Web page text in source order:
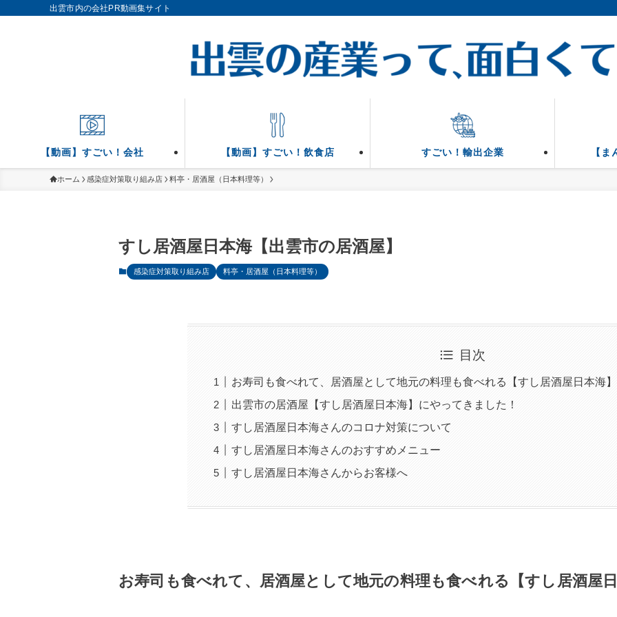
出雲市内の会社PR動画集サイト
【動画】すごい！会社 【動画】すごい！飲食店 すごい！輸出企業 【
ホーム 感染症対策取り組み店 料亭・居酒屋（日本料理等）
すし居酒屋日本海【出雲市の居酒屋】
感染症対策取り組み店 料亭・居酒屋（日本料理等）
目次
お寿司も食べれて、居酒屋として地元の料理も食べれる【すし居酒屋日本海】
出雲市の居酒屋【すし居酒屋日本海】にやってきました！
すし居酒屋日本海さんのコロナ対策について
すし居酒屋日本海さんのおすすめメニュー
すし居酒屋日本海さんからお客様へ
お寿司も食べれて、居酒屋として地元の料理も食べれる【すし居酒屋